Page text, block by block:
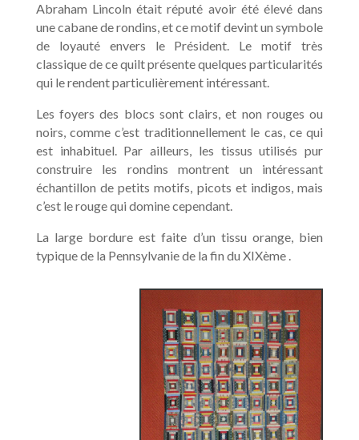
Abraham Lincoln était réputé avoir été élevé dans
une cabane de rondins, et ce motif devint un symbole
de loyauté envers le Président. Le motif très
classique de ce quilt présente quelques particularités
qui le rendent particulièrement intéressant.
Les foyers des blocs sont clairs, et non rouges ou
noirs, comme c’est traditionnellement le cas, ce qui
est inhabituel. Par ailleurs, les tissus utilisés pur
construire les rondins montrent un intéressant
échantillon de petits motifs, picots et indigos, mais
c’est le rouge qui domine cependant.
La large bordure est faite d’un tissuorange, bien
typique de la Pennsylvanie de la fin du XIXème .